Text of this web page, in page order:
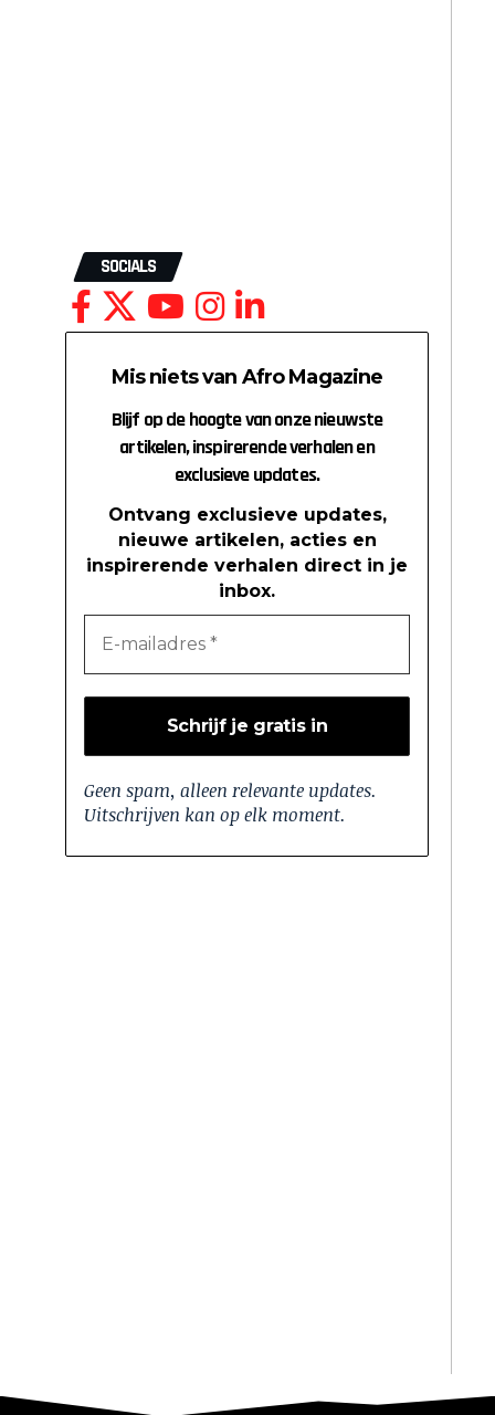
SOCIALS
Mis niets van Afro Magazine
Blijf op de hoogte van onze nieuwste
artikelen, inspirerende verhalen en
exclusieve updates.
Ontvang exclusieve updates,
nieuwe artikelen, acties en
inspirerende verhalen direct in je
inbox.
Geen spam, alleen relevante updates.
Uitschrijven kan op elk moment.